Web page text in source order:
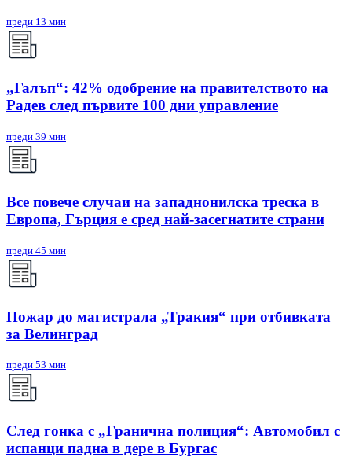
преди 13 мин
„Галъп“: 42% одобрение на правителството на
Радев след първите 100 дни управление
преди 39 мин
Все повече случаи на западнонилска треска в
Европа, Гърция е сред най-засегнатите страни
преди 45 мин
Пожар до магистрала „Тракия“ при отбивката
за Велинград
преди 53 мин
След гонка с „Гранична полиция“: Автомобил с
испанци падна в дере в Бургас